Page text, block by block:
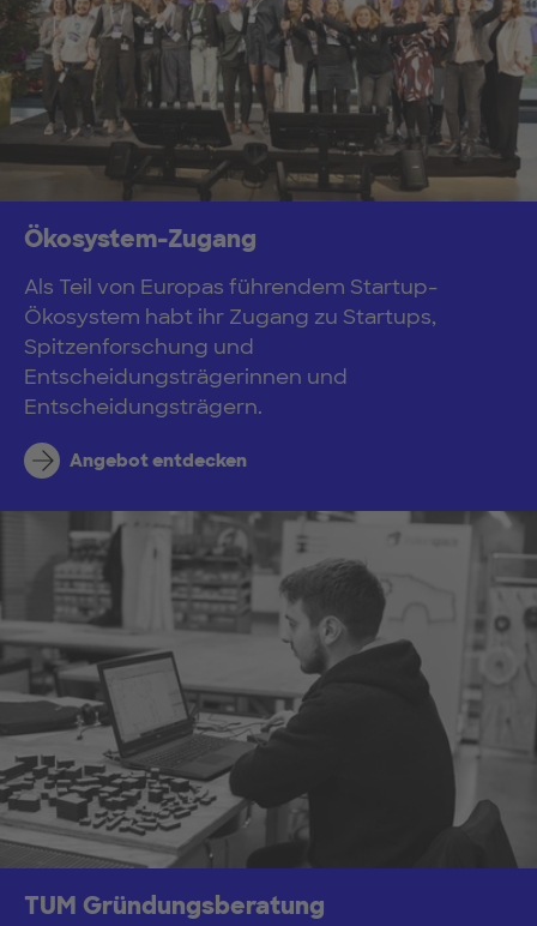
Ökosystem-Zugang
Als Teil von Europas führendem Startup-
Ökosystem habt ihr Zugang zu Startups,
Spitzenforschung und
Entscheidungsträgerinnen und
Entscheidungsträgern.
Angebot entdecken
TUM Gründungsberatung